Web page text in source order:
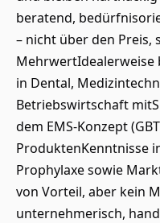
beratend,
– nicht über den Preis,
MehrwertIdealerweise
in Dental,
Betriebswirtschaft
dem EMS-Konzept
ProduktenKenntnisse
Prophylaxe sowie
von Vorteil, aber kein
unternehmerisch,